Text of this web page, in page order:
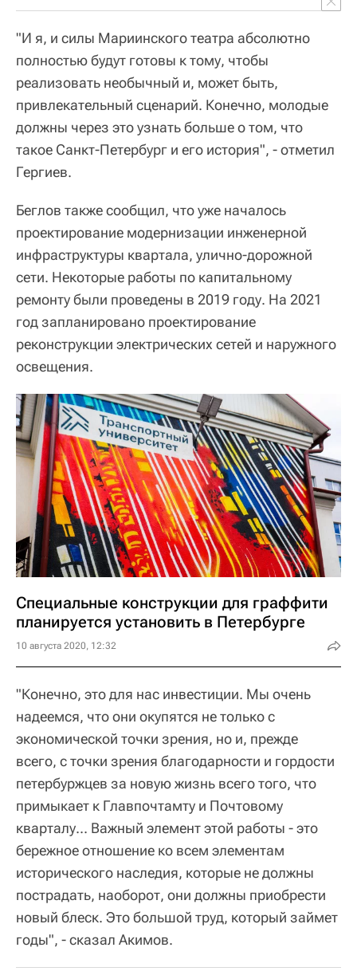
"И я, и силы Мариинского театра абсолютно
полностью будут готовы к тому, чтобы
реализовать необычный и, может быть,
привлекательный сценарий. Конечно, молодые
должны через это узнать больше о том, что
такое Санкт-Петербург и его история", - отметил
Гергиев.
Беглов также сообщил, что уже началось
проектирование модернизации инженерной
инфраструктуры квартала, улично-дорожной
сети. Некоторые работы по капитальному
ремонту были проведены в 2019 году. На 2021
год запланировано проектирование
реконструкции электрических сетей и наружного
освещения.
Специальные конструкции для граффити
планируется установить в Петербурге
10 августа 2020, 12:32
"Конечно, это для нас инвестиции. Мы очень
надеемся, что они окупятся не только с
экономической точки зрения, но и, прежде
всего, с точки зрения благодарности и гордости
петербуржцев за новую жизнь всего того, что
примыкает к Главпочтамту и Почтовому
кварталу... Важный элемент этой работы - это
бережное отношение ко всем элементам
исторического наследия, которые не должны
пострадать, наоборот, они должны приобрести
новый блеск. Это большой труд, который займет
годы", - сказал Акимов.